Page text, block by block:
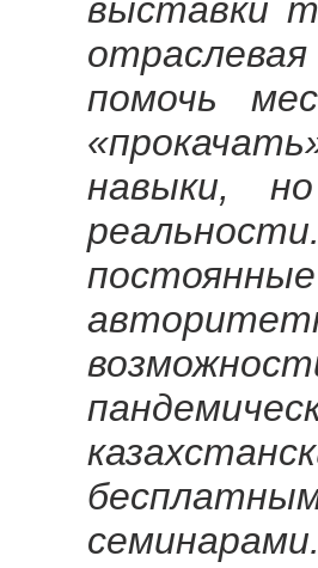
выставки
помочь
навыки,